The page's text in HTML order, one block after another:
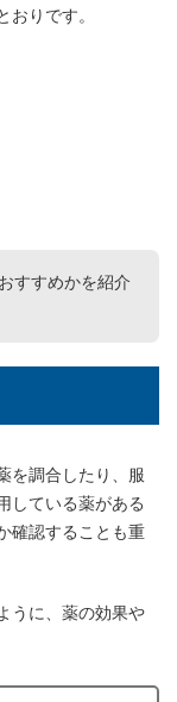
りです。
すすめかを紹介
を調合したり、服
している薬がある
確認することも重
うに、薬の効果や